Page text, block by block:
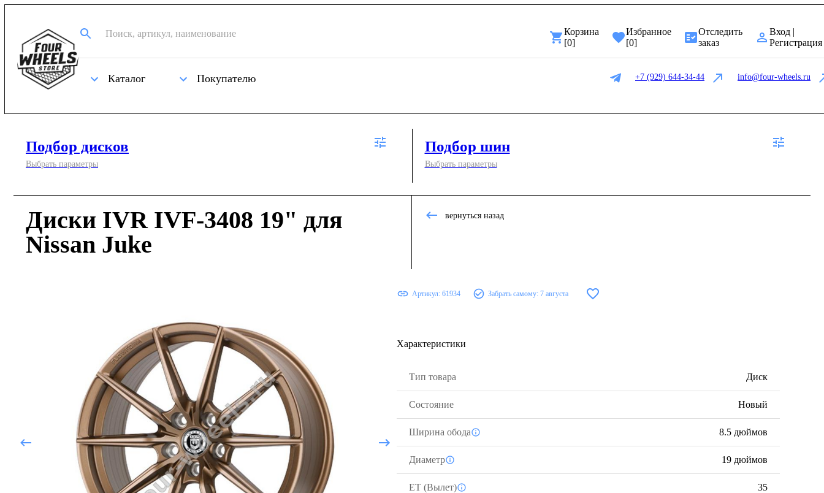
Корзина
[0]
Избранное
[0]
Отследить
заказ
Вход |
Регистрация
Каталог Покупателю +7 (929) 644-34-44 info@four-wheels.ru
Подбор дисков
Выбрать параметры
Подбор шин
Выбрать параметры
Диски IVR IVF-3408 19" для
Nissan Juke
вернуться назад
Артикул: 61934 Забрать самому: 7 августа
Характеристики
Тип товара Диск
Состояние Новый
Ширина обода 8.5 дюймов
Диаметр 19 дюймов
ЕТ (Вылет) 35